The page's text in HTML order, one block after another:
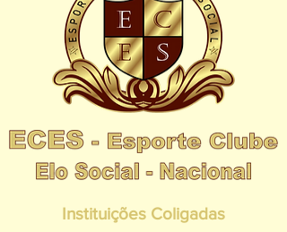
Instituições Coligadas